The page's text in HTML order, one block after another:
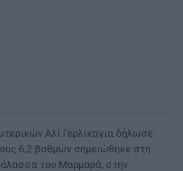
Αλί Γερλίκαγια δήλωσε:
6,2 βαθμών σημειώθηκε στη
του Μαρμαρά, στην